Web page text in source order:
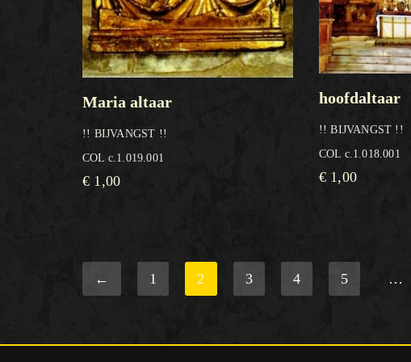
Maria altaar
!! BIJVANGST !!
COL c.1.019.001
€ 1,00
hoofdaltaar
!! BIJVANGST !!
COL c.1.018.001
€ 1,00
← 1 2 3 4 5 …